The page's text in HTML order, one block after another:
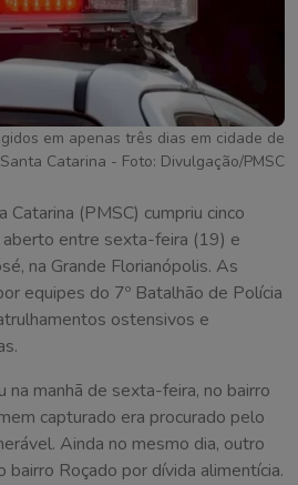
em apenas três dias em cidade de
Santa Catarina - Foto: Divulgação/PMSC
(PMSC) cumpriu cinco
entre sexta-feira (19) e
na Grande Florianópolis. As
equipes do 7º Batalhão de Polícia
ostensivos e
na manhã de sexta-feira, no bairro
capturado era procurado pelo
Ainda no mesmo dia, outro
bairro Roçado por dívida alimentícia.